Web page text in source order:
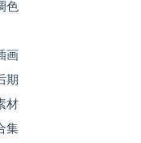
色
画
期
材
集